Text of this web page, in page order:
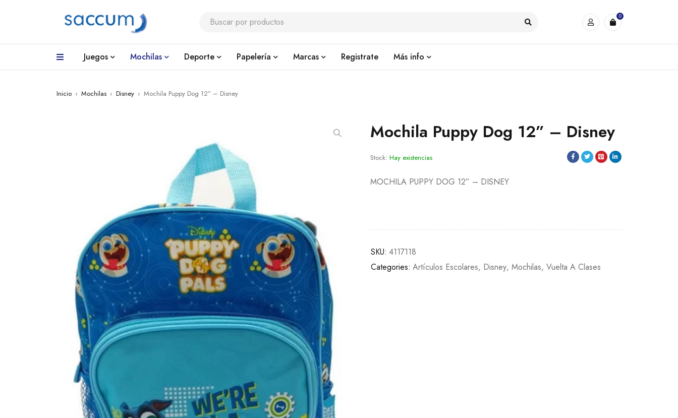
0
Juegos Mochilas Deporte Papelería Marcas Registrate Más info
Inicio › Mochilas › Disney › Mochila Puppy Dog 12” – Disney
Mochila Puppy Dog 12” – Disney
Stock: Hay existencias
MOCHILA PUPPY DOG 12” – DISNEY
SKU: 4117118
Categories: Artículos Escolares, Disney,Mochilas,Vuelta A Clases